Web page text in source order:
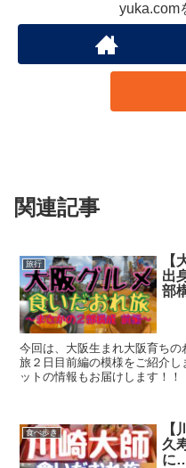
yuka.com
関連記事
旅行
【
出
部
今回は、大阪生まれ大阪育ち
旅２日目前編の模様をご紹介
ットの情報もお届けします！！
食べ歩き
【
久
に